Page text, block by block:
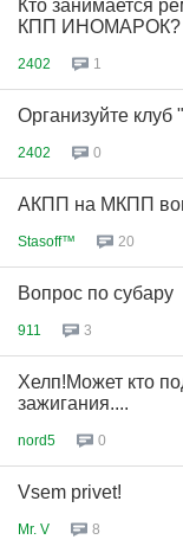
Кто занимается
КПП ИНОМАРОК?
2402 1
Организуйте клуб
2402 0
АКПП на МКПП
Stasoff™ 20
Вопрос по субару
911 3
Хелп!Может кто
зажигания....
nord5 0
Vsem privet!
Mr. V 8